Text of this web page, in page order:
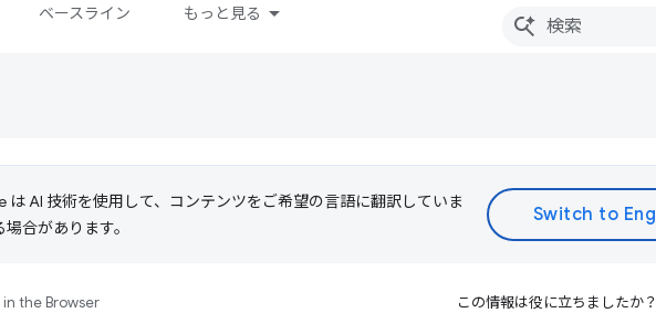
ベースライン もっと見る
は AI 技術を使用して、コンテンツをご希望の言語に翻訳していま
合があります。
the Browser この情報は役に立ちましたか？